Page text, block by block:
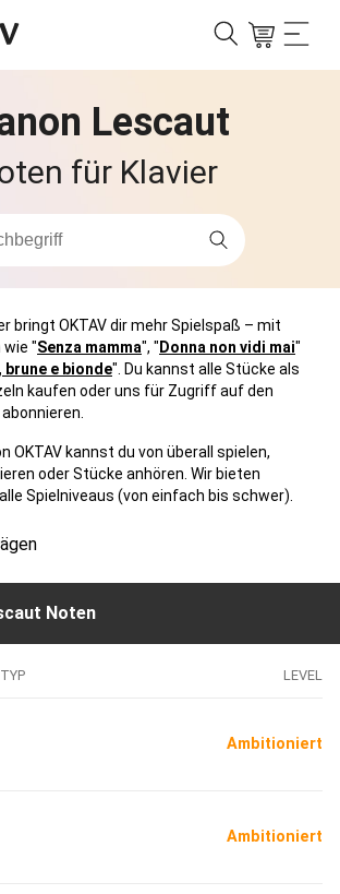
Lescaut
für Klavier
bringt OKTAV dir mehr Spielspaß – mit
"Senza mamma", " Donna non vidi mai"
brune e bionde". Du kannst alle Stücke als
kaufen oder uns für Zugriff auf den
OKTAV kannst du von überall spielen,
oder Stücke anhören. Wir bieten
Spielniveaus (von einfach bis schwer).
Noten
LEVEL
Ambitioniert
Ambitioniert